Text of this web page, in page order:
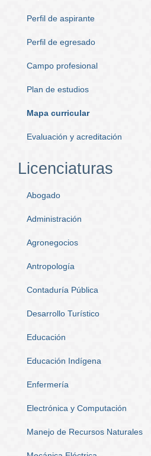
Perfil de aspirante
Perfil de egresado
Campo profesional
Plan de estudios
Mapa curricular
Evaluación y acreditación
Licenciaturas
Abogado
Administración
Agronegocios
Antropología
Contaduría Pública
Desarrollo Turístico
Educación
Educación Indígena
Enfermería
Electrónica y Computación
Manejo de Recursos Naturales